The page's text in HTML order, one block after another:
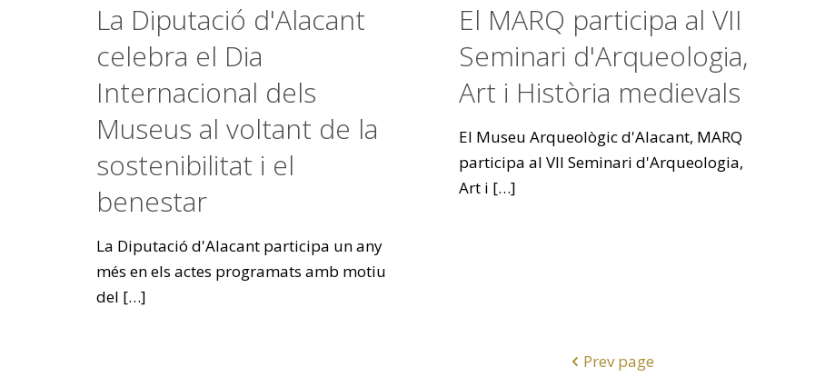
La Diputació d'Alacant
celebra el Dia
Internacional dels
Museus al voltant de la
sostenibilitat i el
benestar
La Diputació d'Alacant participa un any
més en els actes programats amb motiu
del […]
El MARQ participa al VII
Seminari d'Arqueologia,
Art i Història medievals
El Museu Arqueològic d'Alacant, MARQ
participa al VII Seminari d'Arqueologia,
Art i […]
Prev page